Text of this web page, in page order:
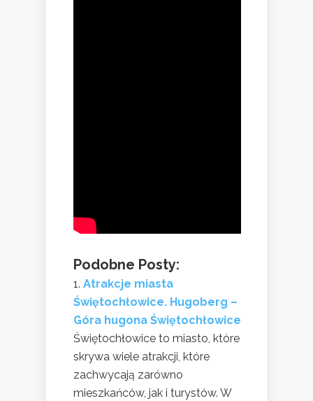
Podobne Posty:
Atrakcje miasta
Świętochłowice. Hugoberg –
Góra hugona Świętochłowice
Świętochłowice to miasto, które
skrywa wiele atrakcji, które
zachwycają zarówno
mieszkańców, jak i turystów. W